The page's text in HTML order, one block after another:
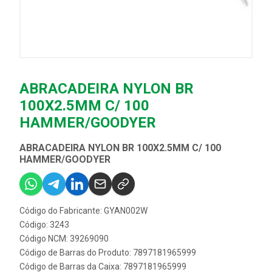
ABRACADEIRA NYLON BR
100X2.5MM C/ 100
HAMMER/GOODYER
ABRACADEIRA NYLON BR 100X2.5MM C/ 100
HAMMER/GOODYER
Código do Fabricante: GYAN002W
Código: 3243
Código NCM: 39269090
Código de Barras do Produto: 7897181965999
Código de Barras da Caixa: 7897181965999